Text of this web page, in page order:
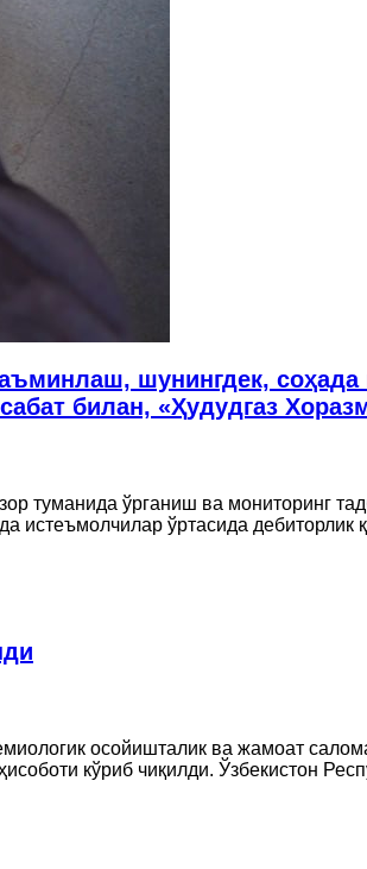
шунингдек,
билан, «Ҳудудгаз
туманида ўрганиш ва мониторинг
истеъмолчилар ўртасида
осойишталик ва жамоат
кўриб чиқилди. Ўзбекистон